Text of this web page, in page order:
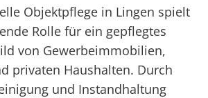
Objektpflege in Lingen spielt
Rolle für ein gepflegtes
von Gewerbeimmobilien,
privaten Haushalten. Durch
und Instandhaltung